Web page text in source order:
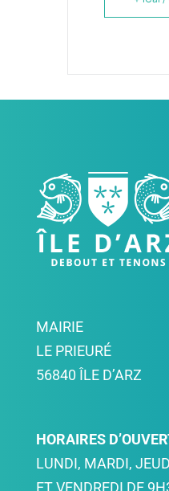
MAIRIE
LE PRIEURÉ
56840 ÎLE D’ARZ
HORAIRES
LUNDI, MARDI,
ET VENDREDI DE